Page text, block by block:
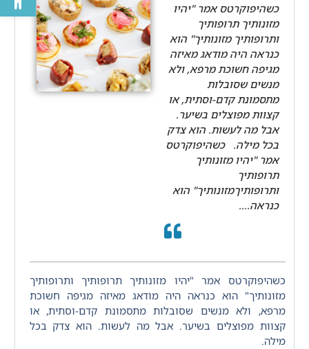
כשהיפוקרטס אמר "יהיו
מזונותיך תרופותיך
ותרופותיך מזונותיך" הוא
כנראה היה מודאג מאיזה
מגיפה חשוכת מרפא, ולא
מנשים שסובלות
מתסמונת קדם-וסתית, או
קצוות מפוצלים בשיער.
אבל מה לעשות. הוא צדק
בכל מילה. כשהיפוקרטס
אמר "יהיו מזונותיך
תרופותיך
ותרופותיךמזונותיך" הוא
כנראה....
כשהיפוקרטס אמר "יהיו מזונותיך תרופותיך ותרופותיך
מזונותיך" הוא כנראה היה מודאג מאיזה מגיפה חשוכת
מרפא, ולא מנשים שסובלות מתסמונת קדם-וסתית, או
קצוות מפוצלים בשיער. אבל מה לעשות. הוא צדק בכל
מילה.